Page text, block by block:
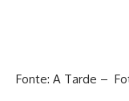
Fonte: A Tarde –